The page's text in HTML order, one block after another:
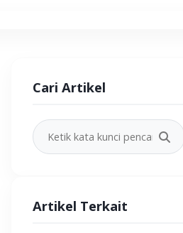
Cari Artikel
Artikel Terkait